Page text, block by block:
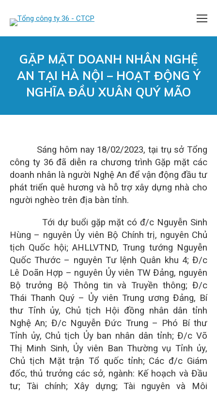
GẶP MẶT DOANH NHÂN NGHỆ
AN TẠI HÀ NỘI – HOẠT ĐỘNG Ý
NGHĨA ĐẦU XUÂN QUÝ MÃO
Sáng hôm nay 18/02/2023, tại trụ sở Tổng
công ty 36 đã diễn ra chương trình Gặp mặt các
doanh nhân là người Nghệ An để vận động đầu tư
phát triển quê hương và hỗ trợ xây dựng nhà cho
người nghèo trên địa bàn tỉnh.
Tới dự buổi gặp mặt có đ/c Nguyễn Sinh
Hùng – nguyên Ủy viên Bộ Chính trị, nguyên Chủ
tịch Quốc hội; AHLLVTND, Trung tướng Nguyễn
Quốc Thước – nguyên Tư lệnh Quân khu 4; Đ/c
Lê Doãn Hợp – nguyên Ủy viên TW Đảng, nguyên
Bộ trưởng Bộ Thông tin và Truyền thông; Đ/c
Thái Thanh Quý – Ủy viên Trung ương Đảng, Bí
thư Tỉnh ủy, Chủ tịch Hội đồng nhân dân tỉnh
Nghệ An; Đ/c Nguyễn Đức Trung – Phó Bí thư
Tỉnh ủy, Chủ tịch Ủy ban nhân dân tỉnh; Đ/c Võ
Thị Minh Sinh, Ủy viên Ban Thường vụ Tỉnh ủy,
Chủ tịch Mặt trận Tổ quốc tỉnh; Các đ/c Giám
đốc, thủ trưởng các sở, ngành: Kế hoạch và Đầu
tư; Tài chính; Xây dựng; Tài nguyên và Môi